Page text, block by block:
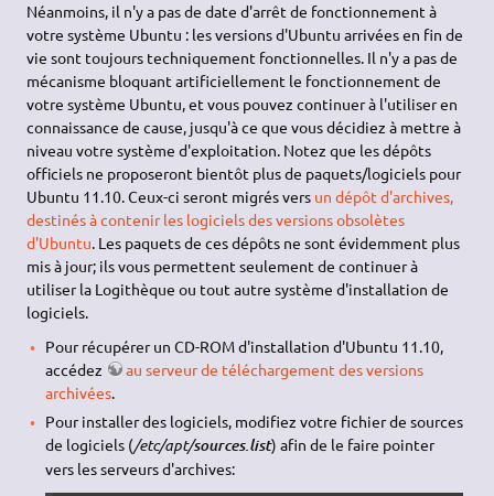
Néanmoins, il n'y a pas de date d'arrêt de fonctionnement à
votre système Ubuntu : les versions d'Ubuntu arrivées en fin de
vie sont toujours techniquement fonctionnelles. Il n'y a pas de
mécanisme bloquant artificiellement le fonctionnement de
votre système Ubuntu, et vous pouvez continuer à l'utiliser en
connaissance de cause, jusqu'à ce que vous décidiez à mettre à
niveau votre système d'exploitation. Notez que les dépôts
officiels ne proposeront bientôt plus de paquets/logiciels pour
Ubuntu 11.10. Ceux-ci seront migrés vers un dépôt d'archives,
destinés à contenir les logiciels des versions obsolètes
d'Ubuntu. Les paquets de ces dépôts ne sont évidemment plus
mis à jour; ils vous permettent seulement de continuer à
utiliser la Logithèque ou tout autre système d'installation de
logiciels.
Pour récupérer un CD-ROM d'installation d'Ubuntu 11.10,
accédez
au serveur de téléchargement des versions
archivées.
Pour installer des logiciels, modifiez votre fichier de sources
de logiciels (/etc/apt/sources.list) afin de le faire pointer
vers les serveurs d'archives: